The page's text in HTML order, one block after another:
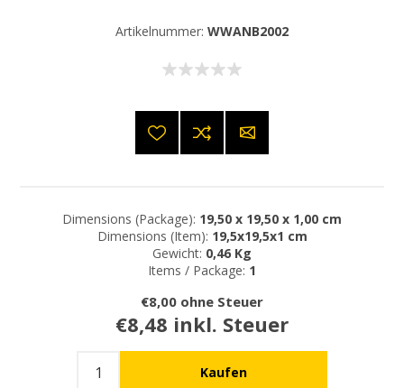
Artikelnummer: WWANB2002
Dimensions (Package): 19,50 x 19,50 x 1,00 cm
Dimensions (Item): 19,5x19,5x1 cm
Gewicht: 0,46 Kg
Items / Package: 1
€8,00 ohne Steuer
€8,48 inkl. Steuer